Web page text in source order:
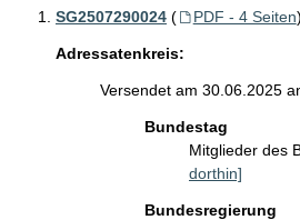
SG2507290024 ( PDF - 4 Seiten)
Adressatenkreis:
Versendet am 30.06.2025
Bundestag
Mitglieder des
dorthin]
Bundesregierung